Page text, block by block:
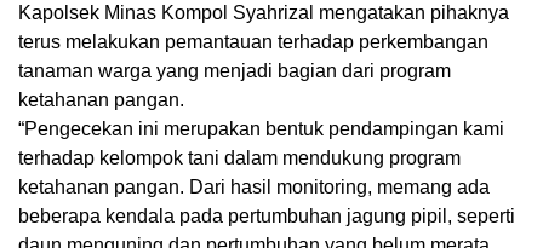
Kapolsek Minas Kompol Syahrizal mengatakan pihaknya
terus melakukan pemantauan terhadap perkembangan
tanaman warga yang menjadi bagian dari program
ketahanan pangan.
“Pengecekan ini merupakan bentuk pendampingan kami
terhadap kelompok tani dalam mendukung program
ketahanan pangan. Dari hasil monitoring, memang ada
beberapa kendala pada pertumbuhan jagung pipil, seperti